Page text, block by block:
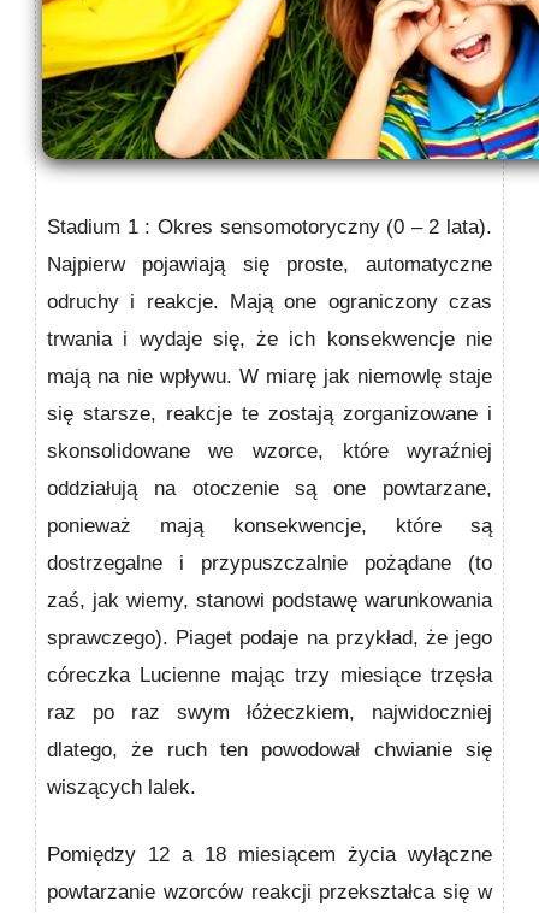
Stadium 1 : Okres sensomotoryczny(0 – 2 lata).
Najpierw pojawiają się proste, automatyczne
odruchy i reakcje. Mają one ograniczony czas
trwania i wydaje się, że ich konse­kwencje nie
mają na nie wpływu. W miarę jak niemowlę staje
się starsze, reakcje te zostają zorganizowane i
skonso­lidowane we wzorce, które wyraźniej
oddziałują na otocze­nie są one powtarzane,
ponieważ mają konsekwencje, które są
dostrzegalne i przypuszczalnie pożądane (to
zaś, jak wiemy, stanowi podstawę warunkowania
sprawczego). Piaget podaje na przykład, że jego
córeczka Lucienne mając trzy miesiące trzęsła
raz po raz swym łóżeczkiem, najwi­doczniej
dlatego, że ruch ten powodował chwianie się
wiszących lalek.
Pomiędzy 12 a 18 miesiącem życia wyłączne
powtarzanie wzorców reakcji przekształca się w